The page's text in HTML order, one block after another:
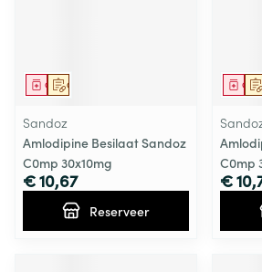
Op voorschrift
Geneesmiddel
Sandoz
Amlodipine Besilaat Sandoz
C0mp 30x10mg
€ 10,67
Reserveer
C0mp
€